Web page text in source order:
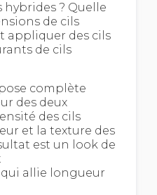
hybrides ? Quelle
de cils
appliquer des cils
de cils
complète
des deux
des cils
et la texture des
est un look de
allie longueur